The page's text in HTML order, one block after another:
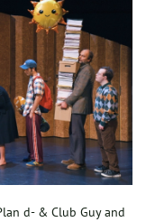
d- & Club Guy and